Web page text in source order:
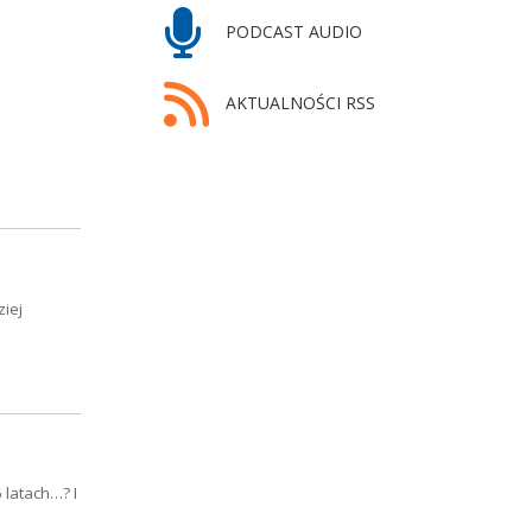
PODCAST AUDIO
AKTUALNOŚCI RSS
latach…? I